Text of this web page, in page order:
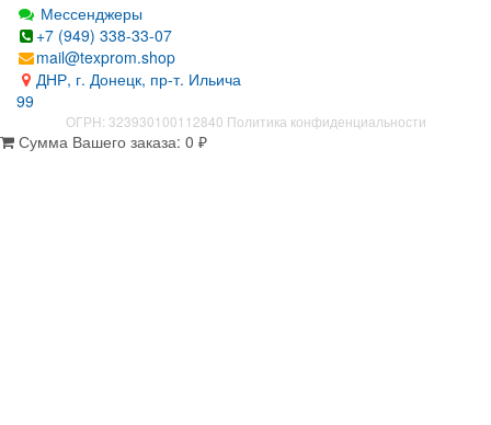
Мессенджеры
+7 (949) 338-33-07
mail@texprom.shop
ДНР, г. Донецк, пр-т. Ильича
99
ОГРН: 323930100112840 Политика конфиденциальности
Сумма Вашего заказа: 0 ₽